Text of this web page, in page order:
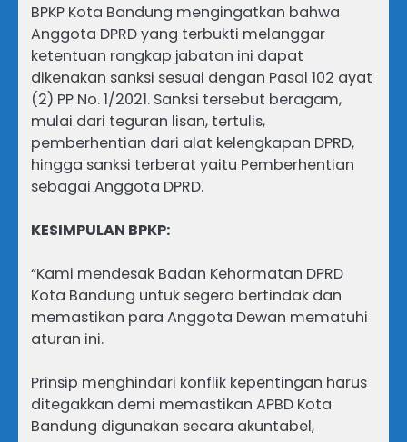
BPKP Kota Bandung mengingatkan bahwa
Anggota DPRD yang terbukti melanggar
ketentuan rangkap jabatan ini dapat
dikenakan sanksi sesuai dengan Pasal 102 ayat
(2) PP No. 1/2021. Sanksi tersebut beragam,
mulai dari teguran lisan, tertulis,
pemberhentian dari alat kelengkapan DPRD,
hingga sanksi terberat yaitu Pemberhentian
sebagai Anggota DPRD.
KESIMPULAN BPKP:
“Kami mendesak Badan Kehormatan DPRD
Kota Bandung untuk segera bertindak dan
memastikan para Anggota Dewan mematuhi
aturan ini.
Prinsip menghindari konflik kepentingan harus
ditegakkan demi memastikan APBD Kota
Bandung digunakan secara akuntabel,